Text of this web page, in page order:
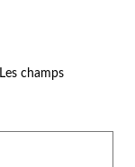
Les champs